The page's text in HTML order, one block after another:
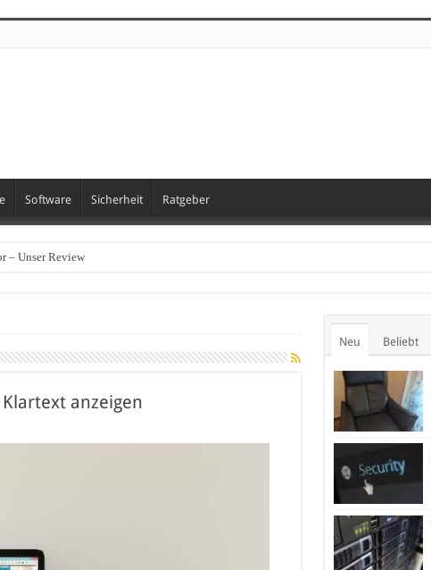
Software Sicherheit Ratgeber
– Unser Review
anzeigen
Neu Beliebt